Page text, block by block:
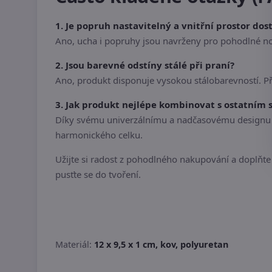
1. Je popruh nastavitelný a vnitřní prostor
Ano, ucha i popruhy jsou navrženy pro pohodlné
2. Jsou barevné odstíny stálé při praní?
Ano, produkt disponuje vysokou stálobarevností.
3. Jak produkt nejlépe kombinovat s ostatním
Díky svému univerzálnímu a nadčasovému
harmonického celku.
Užijte si radost z pohodlného nakupování a
pusťte se do tvoření.
Materiál: 12 x 9,5 x 1 cm, kov, polyuretan